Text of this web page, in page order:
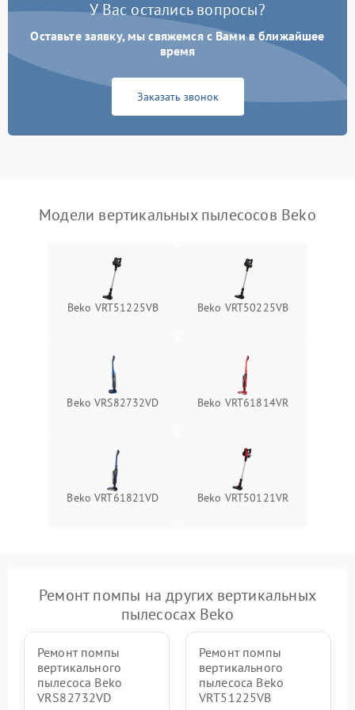
Неисправность системы
1000 ₽ Подробнее →
Неисправность системы
1000 ₽
Поломка системы
управления
1500 ₽ Подробнее →
освещения (если есть)
Подробнее →
Повреждение внутренних
500 ₽ Подробнее →
Поломка системы защиты
У Вас остались вопросы?
Оставьте заявку, мы свяжемся с Вами в ближайшее
время
Заказать звонок
Модели вертикальных пылесосов Beko
Beko VRT51225VB Beko VRT50225VB
Beko VRS82732VD Beko VRT61814VR
Beko VRT61821VD Beko VRT50121VR
Ремонт помпы на других вертикальных
пылесосах Beko
Ремонт помпы
вертикального
пылесоса Beko
VRS82732VD
Ремонт помпы
вертикального
пылесоса Beko
VRT51225VB